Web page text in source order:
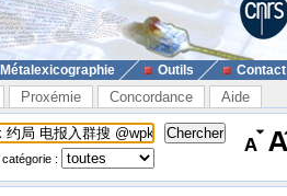
Métalexicographie Outils Contact
Proxémie Concordance Aide
catégorie :